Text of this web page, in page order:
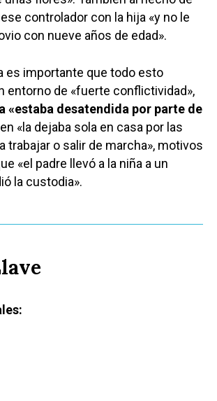
controlador con la hija «y no le
con nueve años de edad».
es importante que todo esto
entorno de «fuerte conflictividad»,
«estaba desatendida por parte de
«la dejaba sola en casa por las
trabajar o salir de marcha», motivos
«el padre llevó a la niña a un
la custodia».
Talavera
Deportes
Sucesos
Medio Ambiente
Planeta Rural
Especiales
Política